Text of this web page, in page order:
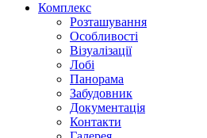
Комплекс
Розташування
Особливості
Візуалізації
Лобі
Панорама
Забудовник
Документація
Контакти